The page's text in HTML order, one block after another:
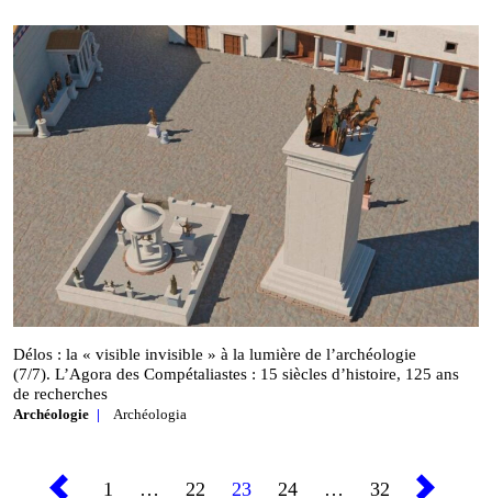
Délos : la « visible invisible » à la lumière de l’archéologie
(7/7). L’Agora des Compétaliastes : 15 siècles d’histoire, 125 ans
de recherches
Archéologie Archéologia
1 … 22 23 24 … 32